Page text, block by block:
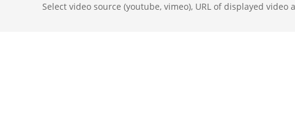
Select video source (youtube, vimeo), URL of displayed